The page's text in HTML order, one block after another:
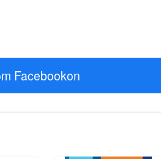
Facebookon